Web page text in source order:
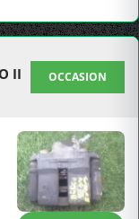
II
OCCASION